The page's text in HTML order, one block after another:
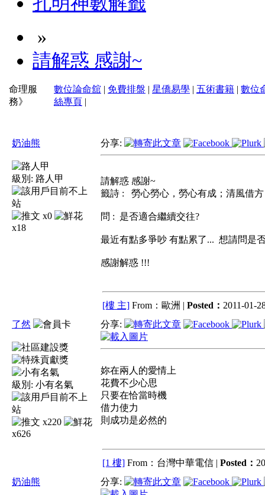
»
請解惑 感謝~
命理服
務》
數位論命舘 | 免費排盤 | 星僑易學 | 五術書籍 | 數位
絲專頁 |
奶油熊
級別: 路人甲
x0
x18
分享:
請解惑 感謝~
籤詩 : 勞心勞心，勞心有成；清風借
問 : 是否適合繼續交往?
最近有點多爭吵 有點累了... 想請問是
感謝解惑 !!!
[樓 主] From：歐洲 | Posted： 2011-01-
了然
級別: 小有名氣
x220
x626
分享:
妳在兩人的愛情上
花費不少心思
只要在恰當時機
借力使力
則成功是必然的
[1 樓] From：台灣中華電信 | Posted：
奶油熊
分享: